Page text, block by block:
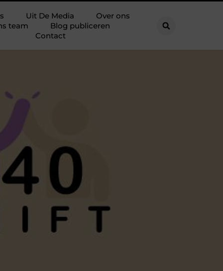
Uit De Media
Over ons
team
Blog publiceren
Contact